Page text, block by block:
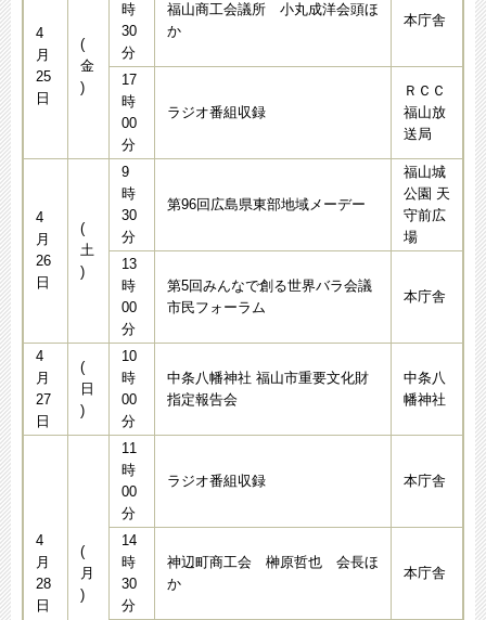
4
月
25
日
(
金
)
時
30
分
福山商工会議所 小丸成洋会頭ほ
か
本庁舎
17
時
00
分
ラジオ番組収録
ＲＣＣ
福山放
送局
4
月
26
日
(
土
)
9
時
30
分
第96回広島県東部地域メーデー
福山城
公園 天
守前広
場
13
時
00
分
第5回みんなで創る世界バラ会議
市民フォーラム
本庁舎
4
月
27
日
(
日
)
10
時
00
分
中条八幡神社 福山市重要文化財
指定報告会
中条八
幡神社
4
月
28
日
(
月
)
11
時
00
分
ラジオ番組収録 本庁舎
14
時
30
分
神辺町商工会 榊原哲也 会長ほ
か
本庁舎